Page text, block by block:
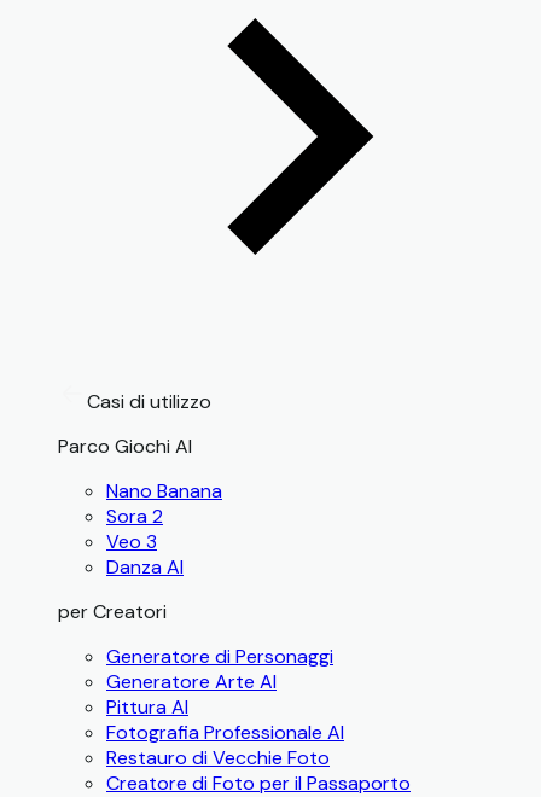
Casi di utilizzo
Parco Giochi AI
Nano Banana
Sora 2
Veo 3
Danza AI
per Creatori
Generatore di Personaggi
Generatore Arte AI
Pittura AI
Fotografia Professionale AI
Restauro di Vecchie Foto
Creatore di Foto per il Passaporto